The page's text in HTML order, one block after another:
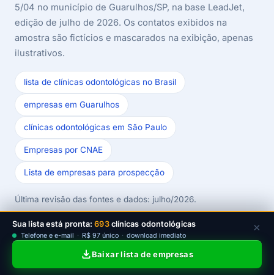
5/04 no município de Guarulhos/SP, na base LeadJet,
edição de julho de 2026. Os contatos exibidos na
amostra são fictícios e mascarados na exibição, apenas
ilustrativos.
lista de clínicas odontológicas no Brasil
empresas em Guarulhos
clínicas odontológicas em São Paulo
Empresas por CNAE
Lista de empresas para prospecção
Última revisão das fontes e dados: julho/2026.
Sua lista está pronta:693clínicas odontológicas
Telefone e e-mail · R$ 97 único · download imediato
Baixar lista de empresas
×